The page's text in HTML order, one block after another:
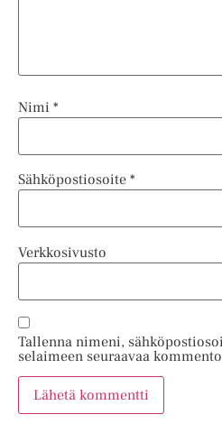
Nimi *
Sähköpostiosoite *
Verkkosivusto
Tallenna nimeni,
selaimeen seuraavaa